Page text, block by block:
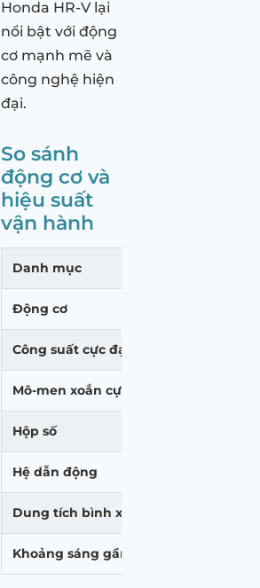
Honda HR-V lại
nổi bật với động
cơ mạnh mẽ và
công nghệ hiện
đại.
So sánh
động cơ và
hiệu suất
vận hành
Danh mục
Động cơ
Công suất cực đại
Mô-men xoắn cực đại
Hộp số
Hệ dẫn động
Dung tích bình xăng
Khoảng sáng gầm xe